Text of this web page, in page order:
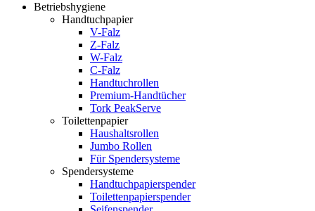
Betriebshygiene
Handtuchpapier
V-Falz
Z-Falz
W-Falz
C-Falz
Handtuchrollen
Premium-Handtücher
Tork PeakServe
Toilettenpapier
Haushaltsrollen
Jumbo Rollen
Für Spendersysteme
Spendersysteme
Handtuchpapierspender
Toilettenpapierspender